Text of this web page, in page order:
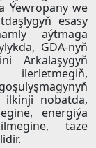
Ýewropany we
esasy
aýtmaga
GDA-nyň
Arkalaşygyň
ilkinji nobatda,
energiýa
täze